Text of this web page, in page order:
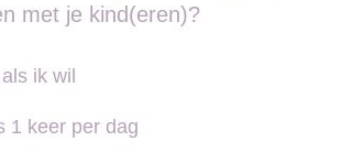
met je kind(eren)?
ik wil
1 keer per dag